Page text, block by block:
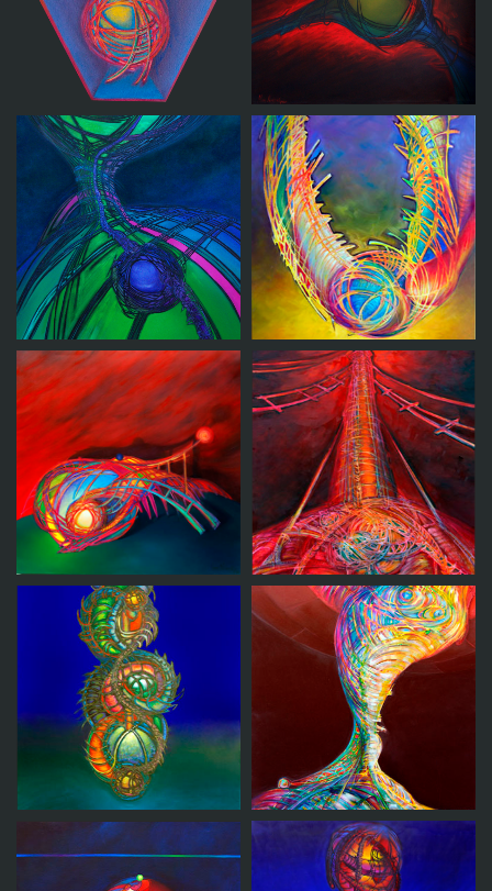
Ovillo en caja
virtual
Fuerza vital
Estación vórtice Vuelo
Vortice Torre